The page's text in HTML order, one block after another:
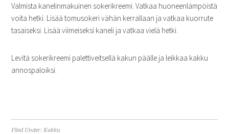
Valmista kanelinmakuinen sokerikreemi. Vatkaa huoneenlämpöistä
voita hetki. Lisää tomusokeri vähän kerrallaan ja vatkaa kuorrute
tasaiseksi. Lisää viimeiseksi kaneli ja vatkaa vielä hetki.
Levitä sokerikreemi palettiveitsellä kakun päälle ja leikkaa kakku
annospaloiksi.
Filed Under:Kakku